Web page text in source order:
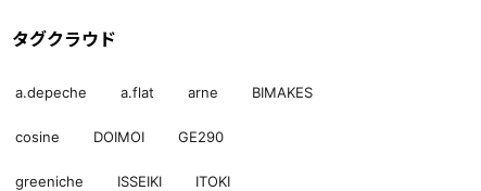
タグクラウド
a.depeche a.flat arne BIMAKES
cosine DOIMOI GE290
greeniche ISSEIKI ITOKI